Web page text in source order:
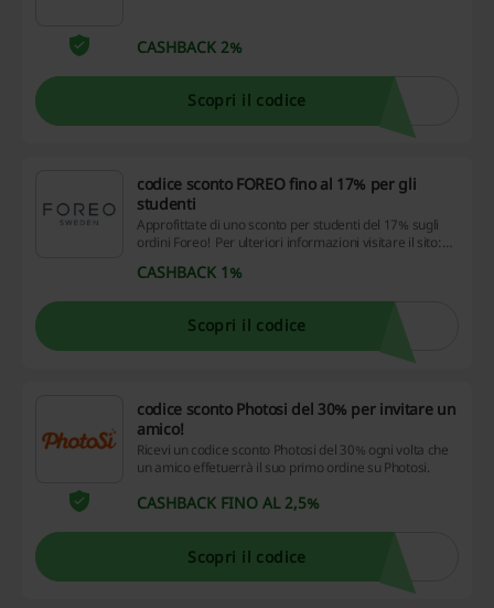
CASHBACK 2%
Scopri il codice
codice sconto FOREO fino al 17% per gli
studenti
Approfittate di uno sconto per studenti del 17% sugli
ordini Foreo! Per ulteriori informazioni visitare il sito:
CASHBACK 1%
Scopri il codice
codice sconto Photosi del 30% per invitare un
amico!
Ricevi un codice sconto Photosi del 30% ogni volta che
un amico effetuerrà il suo primo ordine su Photosi.
CASHBACK FINO AL 2,5%
Scopri il codice